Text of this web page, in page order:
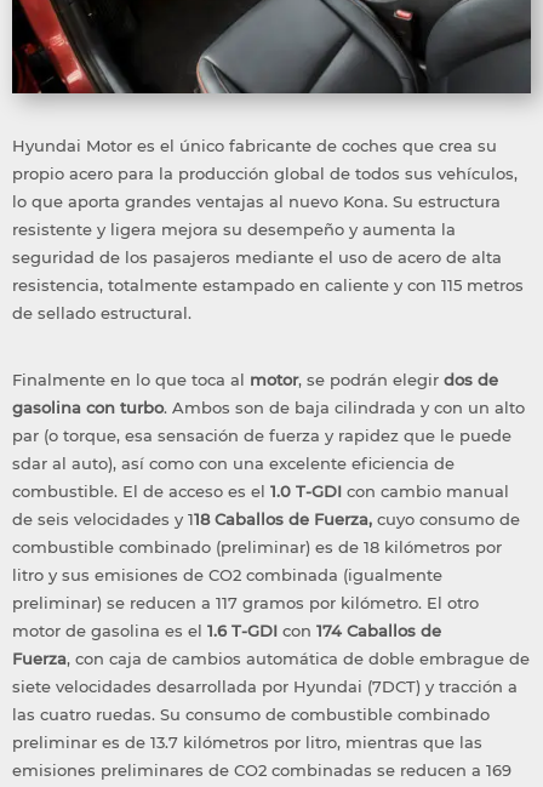
Hyundai Motor es el único fabricante de coches que crea su
propio acero para la producción global de todos sus vehículos,
lo que aporta grandes ventajas al nuevo Kona. Su estructura
resistente y ligera mejora su desempeño y aumenta la
seguridad de los pasajeros mediante el uso de acero de alta
resistencia, totalmente estampado en caliente y con 115 metros
de sellado estructural.
Finalmente en lo que toca al motor, se podrán elegir dos de
gasolina con turbo. Ambos son de baja cilindrada y con un alto
par (o torque, esa sensación de fuerza y rapidez que le puede
sdar al auto), así como con una excelente eficiencia de
combustible. El de acceso es el 1.0 T-GDI con cambio manual
de seis velocidades y 118 Caballos de Fuerza, cuyo consumo de
combustible combinado (preliminar) es de 18 kilómetros por
litro y sus emisiones de CO2 combinada (igualmente
preliminar) se reducen a 117 gramos por kilómetro. El otro
motor de gasolina es el 1.6 T-GDI con 174 Caballos de
Fuerza, con caja de cambios automática de doble embrague de
siete velocidades desarrollada por Hyundai (7DCT) y tracción a
las cuatro ruedas. Su consumo de combustible combinado
preliminar es de 13.7 kilómetros por litro, mientras que las
emisiones preliminares de CO2 combinadas se reducen a 169